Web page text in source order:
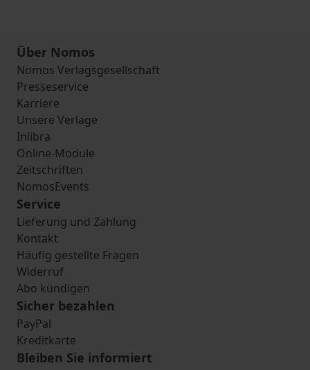
Über Nomos
Nomos Verlagsgesellschaft
Presseservice
Karriere
Unsere Verlage
Inlibra
Online-Module
Zeitschriften
NomosEvents
Service
Lieferung und Zahlung
Kontakt
Häufig gestellte Fragen
Widerruf
Abo kündigen
Sicher bezahlen
PayPal
Kreditkarte
Bleiben Sie informiert